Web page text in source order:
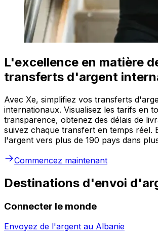
L'excellence en matière
transferts d'argent
Avec Xe, simplifiez vos transferts
internationaux. Visualisez les tarifs en
transparence, obtenez des délais de
suivez chaque transfert en temps réel.
l'argent vers plus de 190 pays dans
Commencez maintenant
Destinations d'envoi
Connecter le monde
Envoyez de l'argent au Albanie